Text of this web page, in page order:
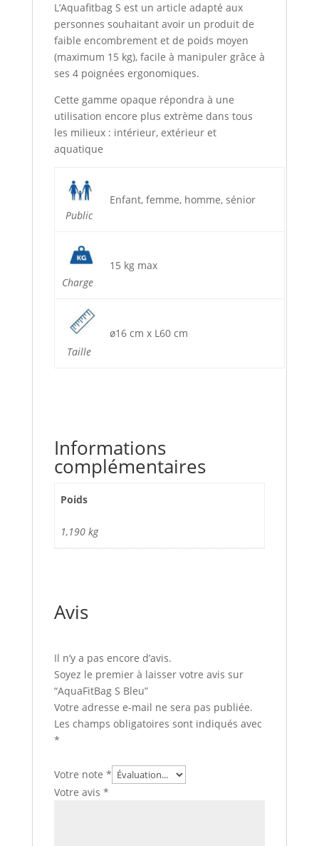
L’Aquafitbag S est un article adapté aux
personnes souhaitant avoir un produit de
faible encombrement et de poids moyen
(maximum 15 kg), facile à manipuler grâce à
ses 4 poignées ergonomiques.
Cette gamme opaque répondra à une
utilisation encore plus extrème dans tous
les milieux : intérieur, extérieur et
aquatique
Public
Enfant, femme, homme, sénior
Charge
15 kg max
Taille
ø16 cm x L60 cm
Informations
complémentaires
Poids
1,190 kg
Avis
Il n’y a pas encore d’avis.
Soyez le premier à laisser votre avis sur
“AquaFitBag S Bleu”
Votre adresse e-mail ne sera pas publiée.
Les champs obligatoires sont indiqués avec
*
Votre note *
Votre avis *